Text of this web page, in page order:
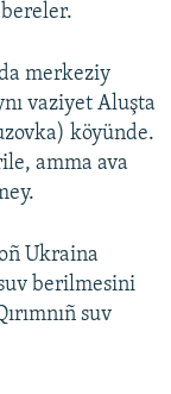
merkeziy
vaziyet Aluşta
köyünde.
amma ava
Ukraina
berilmesini
suv